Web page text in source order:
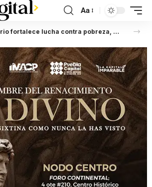
Aa
Trabajo en territorio fortalece lucha contra pobreza, afirma Laura Artemisa